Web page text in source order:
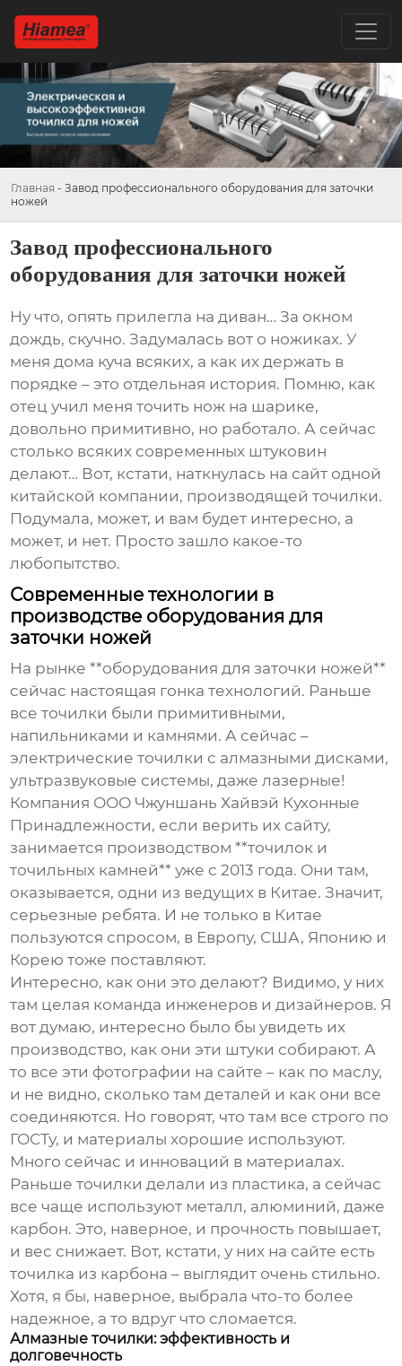
Главная - Завод профессионального оборудования для заточки
ножей
Завод профессионального
оборудования для заточки ножей
Ну что, опять прилегла на диван… За окном
дождь, скучно. Задумалась вот о ножиках. У
меня дома куча всяких, а как их держать в
порядке – это отдельная история. Помню, как
отец учил меня точить нож на шарике,
довольно примитивно, но работало. А сейчас
столько всяких современных штуковин
делают… Вот, кстати, наткнулась на сайт одной
китайской компании, производящей точилки.
Подумала, может, и вам будет интересно, а
может, и нет. Просто зашло какое-то
любопытство.
Современные технологии в
производстве оборудования для
заточки ножей
На рынке **оборудования для заточки ножей**
сейчас настоящая гонка технологий. Раньше
все точилки были примитивными,
напильниками и камнями. А сейчас –
электрические точилки с алмазными дисками,
ультразвуковые системы, даже лазерные!
Компания ООО Чжуншань Хайвэй Кухонные
Принадлежности, если верить их сайту,
занимается производством **точилок и
точильных камней** уже с 2013 года. Они там,
оказывается, одни из ведущих в Китае. Значит,
серьезные ребята. И не только в Китае
пользуются спросом, в Европу, США, Японию и
Корею тоже поставляют.
Интересно, как они это делают? Видимо, у них
там целая команда инженеров и дизайнеров. Я
вот думаю, интересно было бы увидеть их
производство, как они эти штуки собирают. А
то все эти фотографии на сайте – как по маслу,
и не видно, сколько там деталей и как они все
соединяются. Но говорят, что там все строго по
ГОСТу, и материалы хорошие используют.
Много сейчас и инноваций в материалах.
Раньше точилки делали из пластика, а сейчас
все чаще используют металл, алюминий, даже
карбон. Это, наверное, и прочность повышает,
и вес снижает. Вот, кстати, у них на сайте есть
точилка из карбона – выглядит очень стильно.
Хотя, я бы, наверное, выбрала что-то более
надежное, а то вдруг что сломается.
Алмазные точилки: эффективность и
долговечность